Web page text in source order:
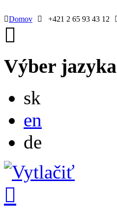
Domov +421 2 65 93 43 12
Výber jazyka
sk
en
de